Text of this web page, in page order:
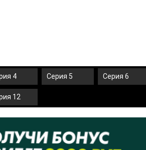
4 Серия 5 Серия 6
12